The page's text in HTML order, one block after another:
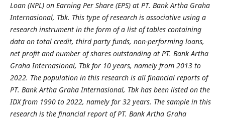
Loan (NPL) on Earning Per Share (EPS) at PT. Bank Artha Graha
Internasional, Tbk. This type of research is associative using a
research instrument in the form of a list of tables containing
data on total credit, third party funds, non-performing loans,
net profit and number of shares outstanding at PT. Bank Artha
Graha Internasional, Tbk for 10 years, namely from 2013 to
2022. The population in this research is all financial reports of
PT. Bank Artha Graha Internasional, Tbk has been listed on the
IDX from 1990 to 2022, namely for 32 years. The sample in this
research is the financial report of PT. Bank Artha Graha